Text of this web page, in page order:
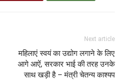
Next article
महिलाएं स्वयं का उद्योग लगाने के लिए
आगे आऐं, सरकार भाई की तरह उनके
साथ खड़ी है – मंत्री चेतन्य काश्यप